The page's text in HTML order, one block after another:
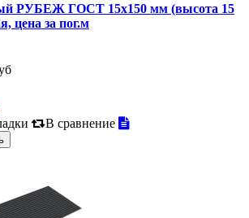
РУБЕЖ ГОСТ 15х150 мм (высота 15
цена за пог.м
В сравнение